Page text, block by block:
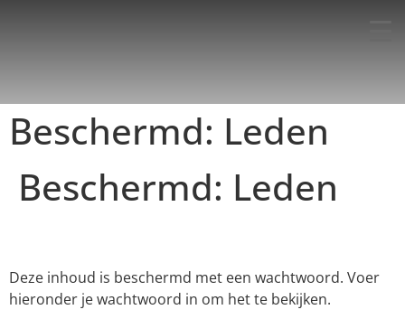
Beschermd: Leden
Beschermd: Leden
Deze inhoud is beschermd met een wachtwoord. Voer
hieronder je wachtwoord in om het te bekijken.